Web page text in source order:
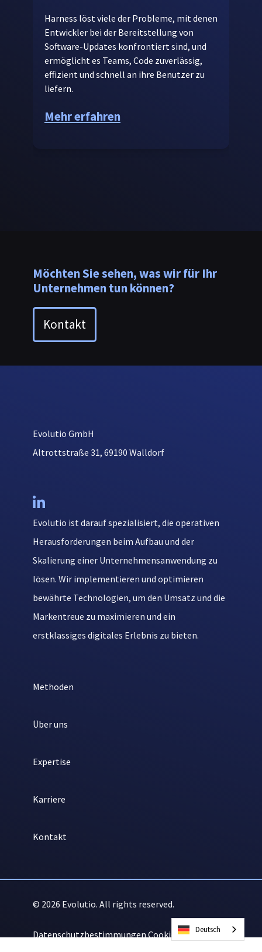
Harness löst viele der Probleme, mit denen
Entwickler bei der Bereitstellung von
Software-Updates konfrontiert sind, und
ermöglicht es Teams, Code zuverlässig,
effizient und schnell an ihre Benutzer zu
liefern.
Mehr erfahren
Möchten Sie sehen, was wir für Ihr
Unternehmen tun können?
Kontakt
Evolutio GmbH
Altrottstraße 31, 69190 Walldorf

Evolutio ist darauf spezialisiert, die operativen
Herausforderungen beim Aufbau und der
Skalierung einer Unternehmensanwendung zu
lösen. Wir implementieren und optimieren
bewährte Technologien, um den Umsatz und die
Markentreue zu maximieren und ein
erstklassiges digitales Erlebnis zu bieten.
Methoden
Über uns
Expertise
Karriere
Kontakt
© 2026 Evolutio. All rights reserved.
DatenschutzbestimmungenCookie-Richtlinie
Deutsch